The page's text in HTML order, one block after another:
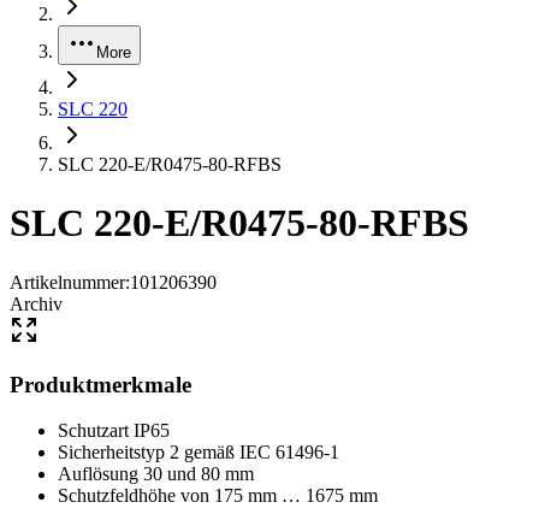
More
SLC 220
SLC 220-E/R0475-80-RFBS
SLC 220-E/R0475-80-RFBS
Artikelnummer:101206390
Archiv
Produktmerkmale
Schutzart IP65
Sicherheitstyp 2 gemäß IEC 61496-1
Auflösung 30 und 80 mm
Schutzfeldhöhe von 175 mm … 1675 mm